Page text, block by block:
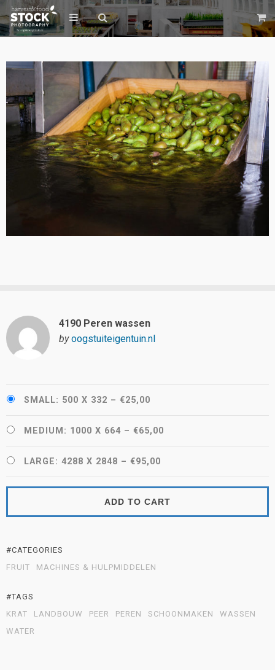
4190 Peren wassen
by oogstuiteigentuin.nl
SMALL: 500 X 332 – €25,00
MEDIUM: 1000 X 664 – €65,00
LARGE: 4288 X 2848 – €95,00
ADD TO CART
#CATEGORIES
FRUIT
MACHINES & HULPMIDDELEN
#TAGS
KRAT
LANDBOUW PEER PEREN SCHOONMAKEN
WASSEN
WATER